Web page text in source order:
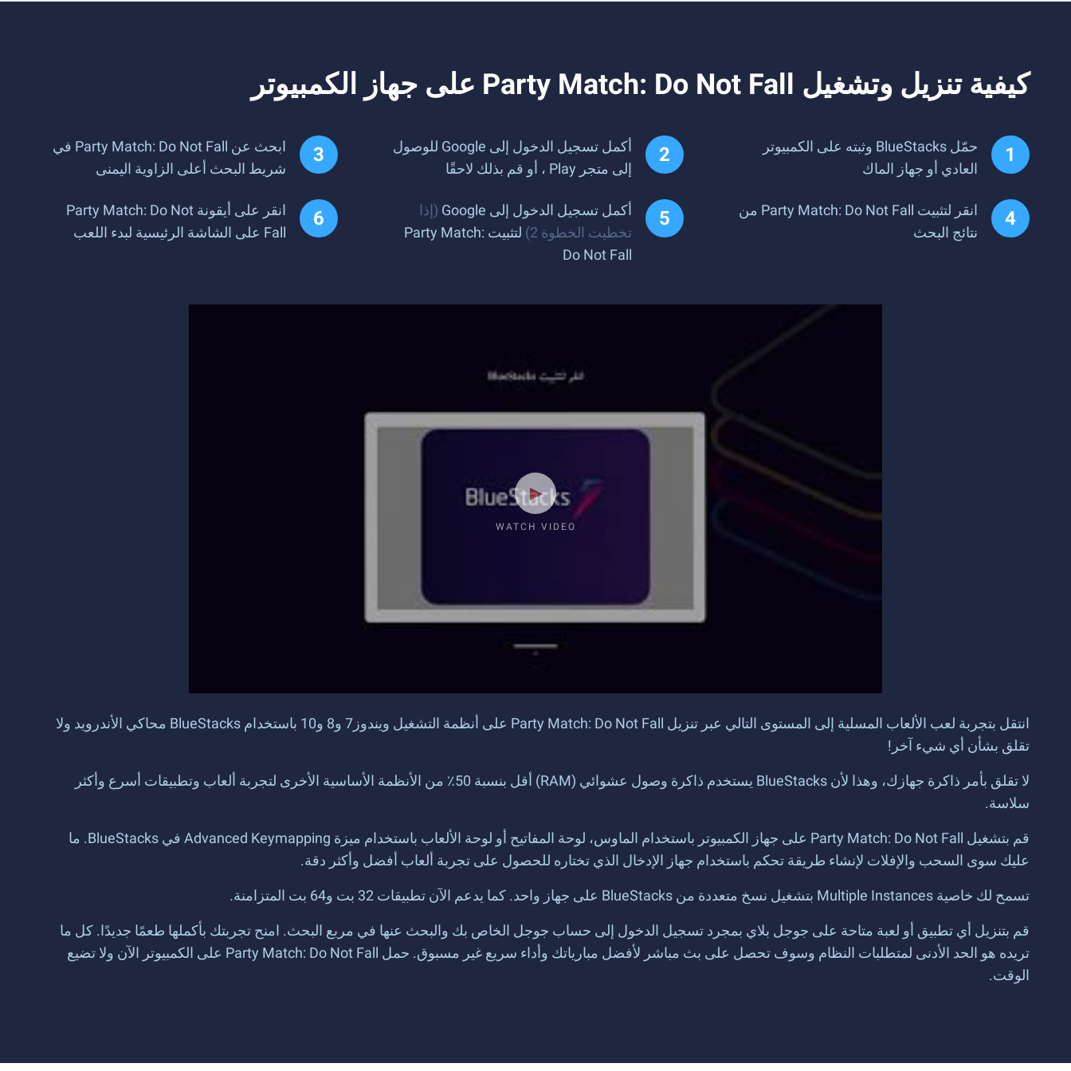
كيفية تنزيل وتشغيل Party Match: Do Not Fall على جهاز الكمبيوتر
حمّل BlueStacks وثبته على الكمبيوتر
العادي أو جهاز الماك
أكمل تسجيل الدخول إلى Google للوصول
إلى متجر Play ، أو قم بذلك لاحقًا
ابحث عن Party Match: Do Not Fall في
شريط البحث أعلى الزاوية اليمنى
انقر لتثبيت Party Match: Do Not Fall من
نتائج البحث
أكمل تسجيل الدخول إلى Google
(إذا
تخطيت الخطوة 2)
لتثبيت Party Match:
Do Not Fall
انقر على أيقونة Party Match: Do Not
Fall على الشاشة الرئيسية لبدء اللعب
WATCH VIDEO
انتقل بتجربة لعب الألعاب المسلية إلى المستوى التالي عبر تنزيل Party Match: Do Not Fall على أنظمة التشغيل ويندوز7 و8 و10 باستخدام BlueStacks محاكي الأندرويد ولا
تقلق بشأن أي شيء آخر!
لا تقلق بأمر ذاكرة جهازك، وهذا لأن BlueStacks يستخدم ذاكرة وصول عشوائي (RAM) أقل بنسبة 50٪ من الأنظمة الأساسية الأخرى لتجربة ألعاب وتطبيقات أسرع وأكثر
سلاسة.
قم بتشغيل Party Match: Do Not Fall على جهاز الكمبيوتر باستخدام الماوس، لوحة المفاتيح أو لوحة الألعاب باستخدام ميزة Advanced Keymapping في BlueStacks. ما
عليك سوى السحب والإفلات لإنشاء طريقة تحكم باستخدام جهاز الإدخال الذي تختاره للحصول على تجربة ألعاب أفضل وأكثر دقة.
تسمح لك خاصية Multiple Instances بتشغيل نسخ متعددة من BlueStacks على جهاز واحد. كما يدعم الآن تطبيقات 32 بت و64 بت المتزامنة.
قم بتنزيل أي تطبيق أو لعبة متاحة على جوجل بلاي بمجرد تسجيل الدخول إلى حساب جوجل الخاص بك والبحث عنها في مربع البحث. امنح تجربتك بأكملها طعمًا جديدًا. كل ما
تريده هو الحد الأدنى لمتطلبات النظام وسوف تحصل على بث مباشر لأفضل مبارياتك وأداء سريع غير مسبوق. حمل Party Match: Do Not Fall على الكمبيوتر الآن ولا تضيع
الوقت.